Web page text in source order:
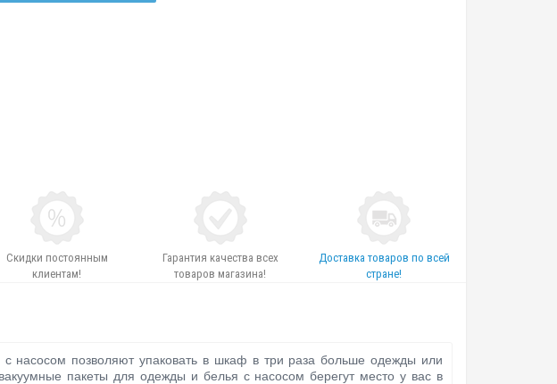
Скидки постоянным
клиентам!
Гарантия качества всех
товаров магазина!
Доставка товаров по всей
стране!
позволяют упаковать в шкаф в три раза больше одежды или
пакеты для одежды и белья с насосом берегут место у вас в